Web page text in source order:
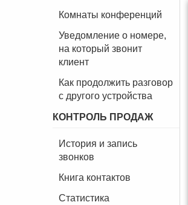
Комнаты конференций
Уведомление о номере,
на который звонит
клиент
Как продолжить разговор
с другого устройства
КОНТРОЛЬ ПРОДАЖ
История и запись
звонков
Книга контактов
Статистика